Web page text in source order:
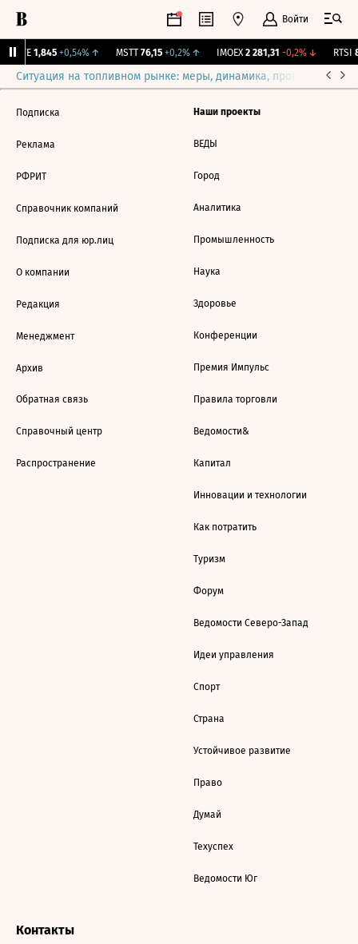
Войти
LIFE 1,845 +0,54%↑ MSTT 76,15 +0,2%↑ IMOEX 2 281,31 -0,2%↓ RTSI
Ситуация на топливном рынке: меры, динамика, прогнозы
Подписка
Реклама
РФРИТ
Справочник компаний
Подписка для юр.лиц
О компании
Редакция
Менеджмент
Архив
Обратная связь
Справочный центр
Распространение
Наши проекты
ВЕДЫ
Город
Аналитика
Промышленность
Наука
Здоровье
Конференции
Премия Импульс
Правила торговли
Ведомости&
Капитал
Инновации и технологии
Как потратить
Туризм
Форум
Ведомости Северо-Запад
Идеи управления
Спорт
Страна
Устойчивое развитие
Право
Думай
Техуспех
Ведомости Юг
Контакты